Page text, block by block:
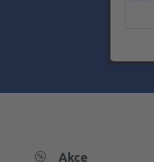
Akce